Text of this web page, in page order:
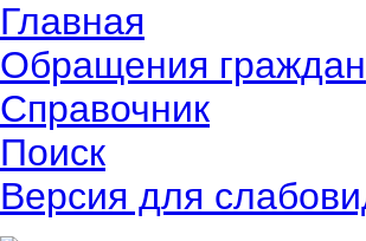
Главная
Обращения граждан
Справочник
Поиск
Версия для